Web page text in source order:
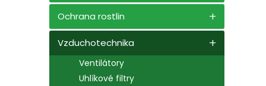
l
Ochrana rostlin
Vzduchotechnika
Ventilátory
Uhlíkové filtry